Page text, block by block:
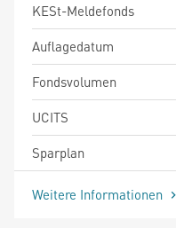
KESt-Meldefonds
Auflagedatum
Fondsvolumen
UCITS
Sparplan
Weitere Informationen